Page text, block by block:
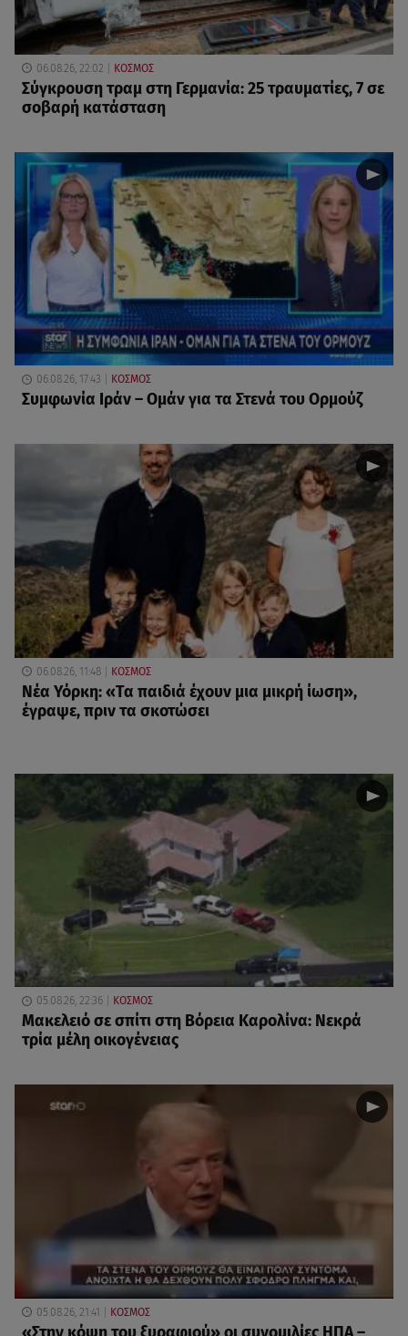
06.08.26, 22:02 ΚΟΣΜΟΣ
Σύγκρουση τραμ στη Γερμανία: 25 τραυματίες, 7 σε
σοβαρή κατάσταση
06.08.26, 17:43 ΚΟΣΜΟΣ
Συμφωνία Ιράν – Ομάν για τα Στενά του Ορμούζ
06.08.26, 11:48 ΚΟΣΜΟΣ
Νέα Υόρκη: «Τα παιδιά έχουν μια μικρή ίωση»,
έγραψε, πριν τα σκοτώσει
05.08.26, 22:36 ΚΟΣΜΟΣ
Μακελειό σε σπίτι στη Βόρεια Καρολίνα: Νεκρά
τρία μέλη οικογένειας
05.08.26, 21:41 ΚΟΣΜΟΣ